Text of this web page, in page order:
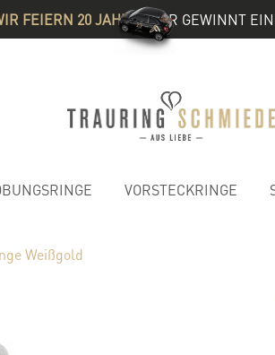
FEIERN 20 JAHRE& IHR GEWINNT
VORSTECKRINGE
Weißgold